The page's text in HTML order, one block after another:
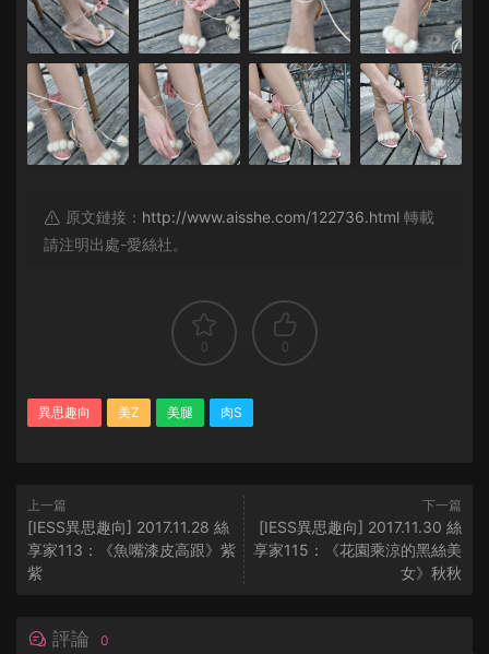
原文鏈接： http://www.aisshe.com/122736.html 轉載
請注明出處-愛絲社。
0 0
異思趣向 美Z 美腿 肉S
上一篇
[IESS異思趣向] 2017.11.28 絲
享家113：《魚嘴漆皮高跟》紫
紫
下一篇
[IESS異思趣向] 2017.11.30 絲
享家115：《花園乘涼的黑絲美
女》秋秋
評論 0